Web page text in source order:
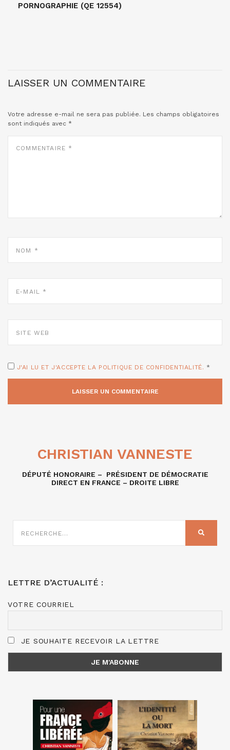
PORNOGRAPHIE (QE 12554)
LAISSER UN COMMENTAIRE
Votre adresse e-mail ne sera pas publiée. Les champs obligatoires
sont indiqués avec *
MAIL
WEB
J'AI LU ET J'ACCEPTE LA POLITIQUE DE CONFIDENTIALITÉ. *
CHRISTIAN VANNESTE
DÉPUTÉ HONORAIRE – PRÉSIDENT DE DÉMOCRATIE
DIRECT EN FRANCE – DROITE LIBRE
SUR
LETTRE D’ACTUALITÉ :
VOTRE COURRIEL
JE SOUHAITE RECEVOIR LA LETTRE